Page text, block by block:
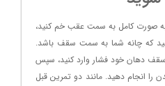
به صورت کامل به سمت عقب خم کنید،
که چانه شما به سمت سقف باشد.
دهان خود فشار وارد کنید، سپس
را انجام دهید. مانند دو تمرین قبل